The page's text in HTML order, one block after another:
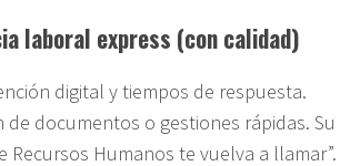
laboral express (con calidad)
digital y tiempos de respuesta.
documentos o gestiones rápidas. Su
Humanos te vuelva a llamar”.